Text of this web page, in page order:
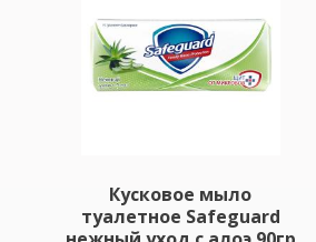
Кусковое мыло
туалетное Safeguard